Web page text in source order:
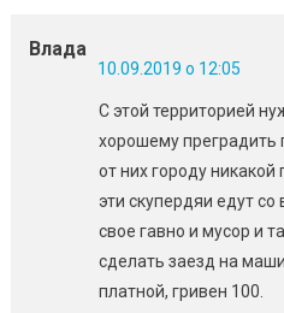
Влада
10.09.2019 о 12:05
С этой территорией
хорошему преградить
от них городу никакой
эти скупердяи едут
свое гавно и мусор и
сделать заезд на
платной, гривен 100.